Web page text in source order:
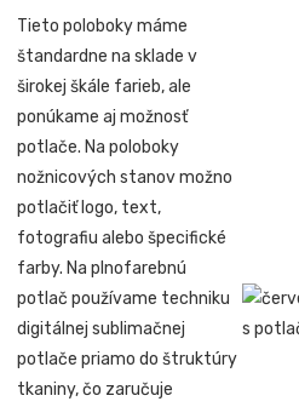
Tieto poloboky máme
štandardne na sklade v
širokej škále farieb, ale
ponúkame aj možnosť
potlače. Na poloboky
nožnicových stanov možno
potlačiť logo, text,
fotografiu alebo špecifické
farby. Na plnofarebnú
potlač používame techniku
digitálnej sublimačnej
potlače priamo do štruktúry
tkaniny, čo zaručuje